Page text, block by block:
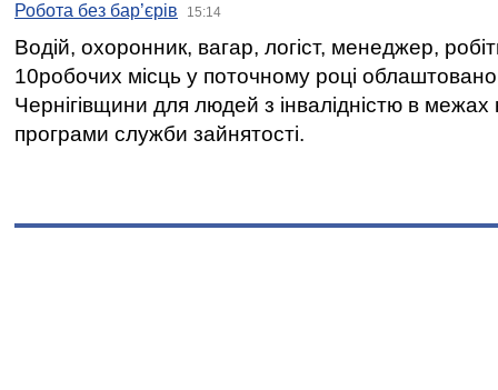
Робота без бар’єрів 15:14
Водій, охоронник, вагар, логіст, менеджер,
10робочих місць у поточному році
Чернігівщини для людей з інвалідністю в межах
програми служби зайнятості.